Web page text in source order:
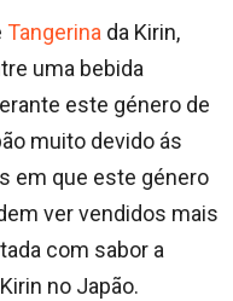
Tangerina da Kirin,
uma bebida
este género de
muito devido ás
em que este género
ver vendidos mais
com sabor a
no Japão.